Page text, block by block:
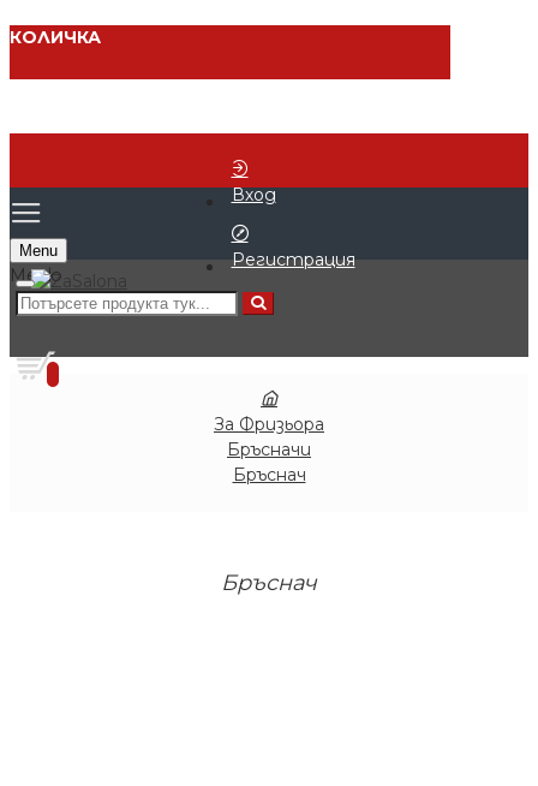
КОЛИЧКА
Вход
Регистрация
Menu
0
За Фризьора
Бръсначи
Бръснач
Бръснач